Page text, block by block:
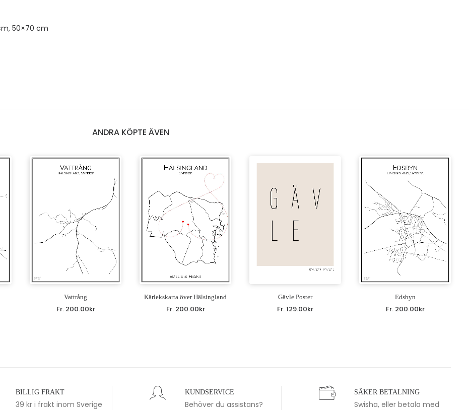
50×70 cm
ANDRA KÖPTE ÄVEN
Vattrång
Fr. 200.00kr
Kärlekskarta över Hälsingland
Fr. 200.00kr
Gävle Poster
Fr.129.00kr
Edsbyn
Fr. 200.00kr
BILLIG FRAKT
39 kr i frakt inom Sverige
KUNDSERVICE
Behöver du assistans?
SÄKER BETALNING
Swisha, eller betala med